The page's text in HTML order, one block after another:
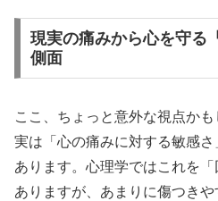
現実の痛みから心を守る
側面
ここ、ちょっと意外な視点かも
実は「心の痛みに対する敏感
あります。心理学ではこれを「
ありますが、あまりに傷つき